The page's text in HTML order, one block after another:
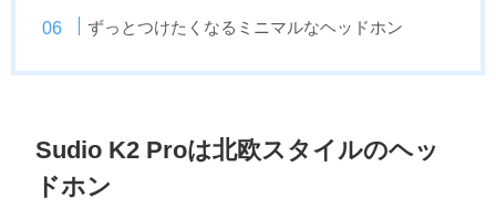
ずっとつけたくなるミニマルなヘッドホン
Sudio K2 Proは北欧スタイルのヘッ
ドホン